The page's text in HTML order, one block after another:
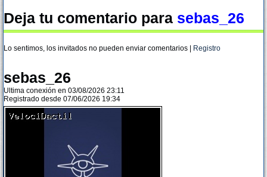
Deja tu comentario para sebas_26
Lo sentimos, los invitados no pueden enviar comentarios | Registro
sebas_26
Ultima conexión en 03/08/2026 23:11
Registrado desde 07/06/2026 19:34